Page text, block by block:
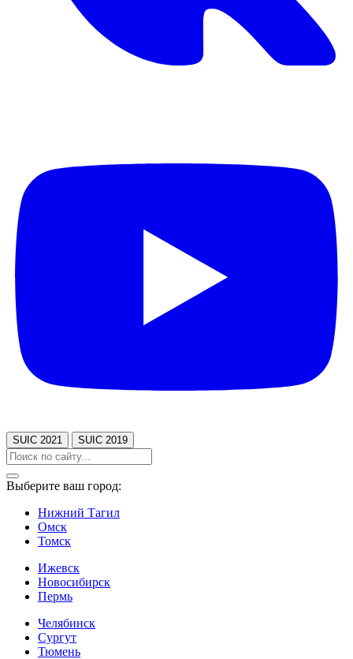
SUIC 2021 SUIC 2019
Выберите ваш город:
Нижний Тагил
Омск
Томск
Ижевск
Новосибирск
Пермь
Челябинск
Сургут
Тюмень